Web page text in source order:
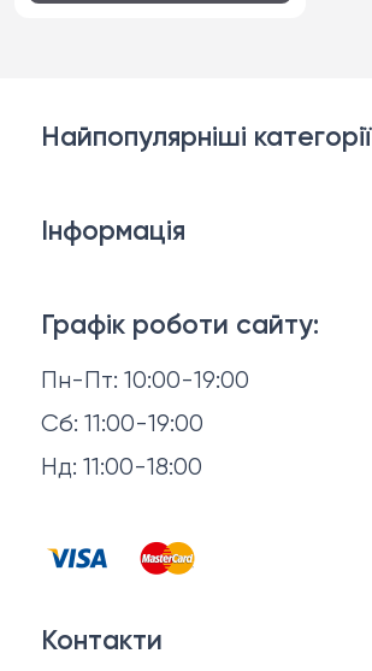
Графік роботи сайту:
Пн-Пт: 10:00-19:00
Сб: 11:00-19:00
Нд: 11:00-18:00
Найпопулярніші категорії
Матраци
Аксесуари для сну
Тумби та комоди
Інформація
Повернення й обмін
Відгуки
Контакти
Політика конфіденційності
Контакти